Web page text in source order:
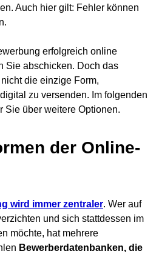
Auch hier gilt: Fehler können
erfolgreich online
Sie abschicken. Doch das
die einzige Form,
zu versenden. Im folgenden
Sie über weitere Optionen.
der Online-
wird immer zentraler. Wer auf
und sich stattdessen im
möchte, hat mehrere
Bewerberdatenbanken, die